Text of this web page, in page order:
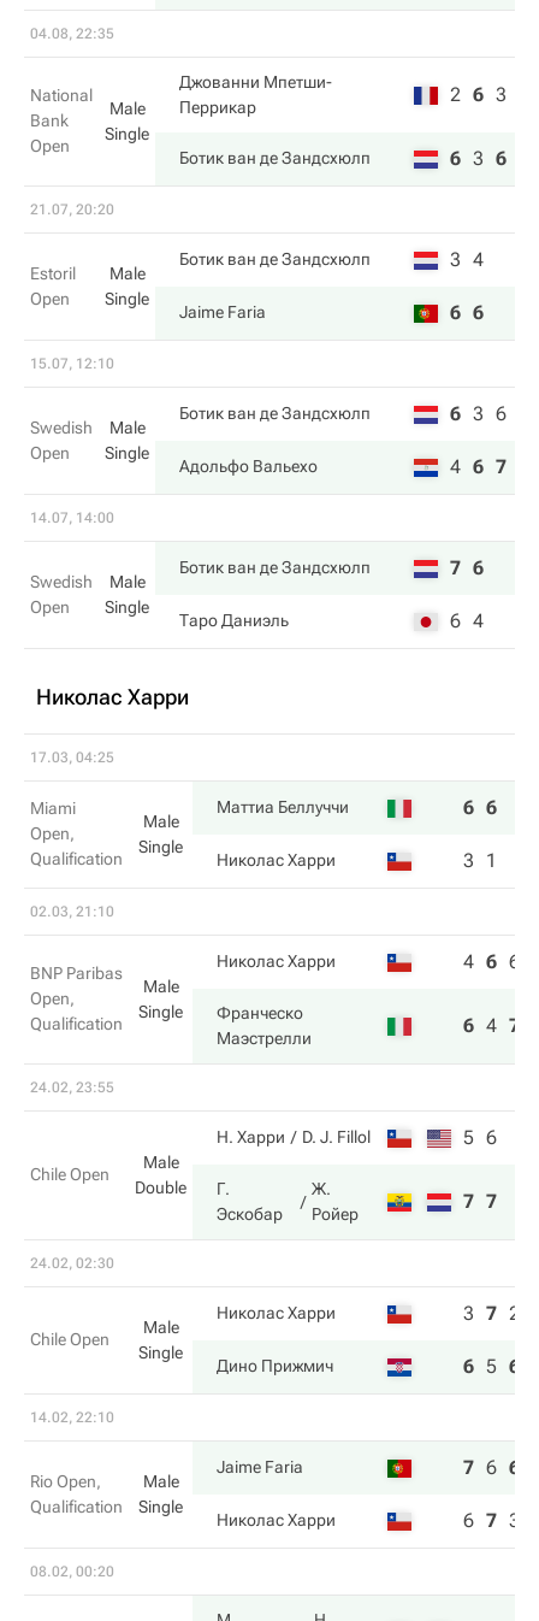
04.08, 22:35
National
Bank
Open
Male
Single
Джованни Мпетши-
Перрикар
2 6 3
Ботик ван де Зандсхюлп 6 3 6
21.07, 20:20
Estoril
Open
Male
Single
Ботик ван де Зандсхюлп 3 4
Jaime Faria 6 6
15.07, 12:10
Swedish
Open
Male
Single
Ботик ван де Зандсхюлп 6 3 6
Адольфо Вальехо 4 6 7
14.07, 14:00
Swedish
Open
Male
Single
Ботик ван де Зандсхюлп 7 6
Таро Даниэль 6 4
Николас Харри
17.03, 04:25
Miami
Open,
Qualification
Male
Single
Маттиа Беллуччи 6 6
Николас Харри 3 1
02.03, 21:10
BNP Paribas
Open,
Qualification
Male
Single
Николас Харри 4 6 6
Франческо
Маэстрелли
6 4 7
24.02, 23:55
Chile Open
Male
Double
Н. Харри D. J. Fillol 5 6
Г.
Эскобар
Ж.
Ройер
7 7
24.02, 02:30
Chile Open
Male
Single
Николас Харри 3 7 2
Дино Прижмич 6 5 6
14.02, 22:10
Rio Open,
Qualification
Male
Single
Jaime Faria 7 6 6
Николас Харри 6 7 3
08.02, 00:20